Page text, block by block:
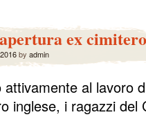
ex
by admin
al lavoro
inglese, i ragazzi